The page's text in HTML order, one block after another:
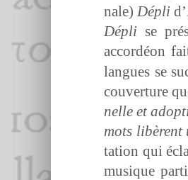
nale) Dépli
Dépli se
accordéon
langues se
cou­ver­ture
nelle et
mots libèrent
ta­tion qui
musique